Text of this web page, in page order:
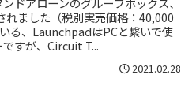
ました（税別実売価格：40,000
る、LaunchpadはPCと繋いで使
すが、Circuit T...
2021.02.28